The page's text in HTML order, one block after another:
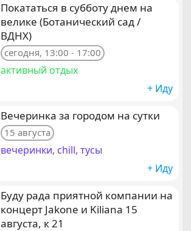
Покататься в субботу днем на
велике (Ботанический сад /
ВДНХ)
сегодня, 13:00 - 17:00
активный отдых
+ Иду
Вечеринка за городом на сутки
15 августа
вечеринки, chill, тусы
+ Иду
Буду рада приятной компании на
концерт Jakone и Kiliana 15
августа, к 21